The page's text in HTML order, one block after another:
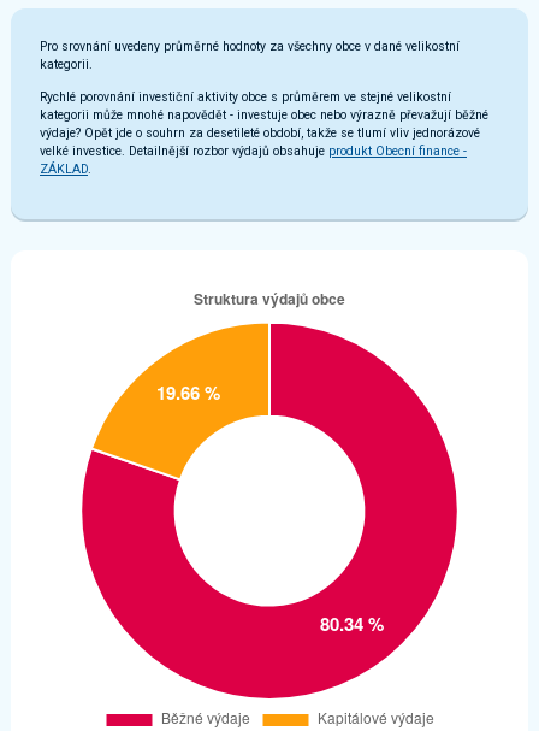
Pro srovnání uvedeny průměrné hodnoty za všechny obce v dané velikostní
kategorii.
Rychlé porovnání investiční aktivity obce s průměrem ve stejné velikostní
kategorii může mnohé napovědět - investuje obec nebo výrazně převažují běžné
výdaje? Opět jde o souhrn za desetileté období, takže se tlumí vliv jednorázové
velké investice. Detailnější rozbor výdajů obsahuje produkt Obecní finance -
ZÁKLAD.